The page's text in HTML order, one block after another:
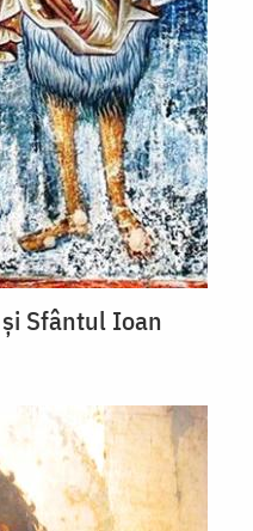
Sfântul Ioan